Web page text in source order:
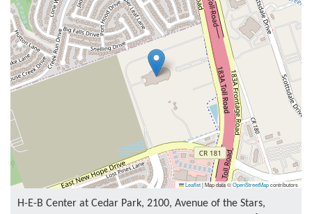
Leaflet|Map data ©OpenStreetMapcontributors
H-E-B Center at Cedar Park, 2100, Avenue of the Stars,